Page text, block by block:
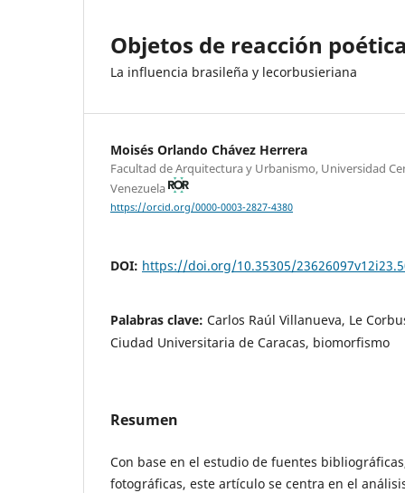
Objetos de reacción
La influencia brasileña y lecorbusieriana
Moisés Orlando Chávez Herrera
Facultad de Arquitectura y Urbanismo, Universidad
Venezuela
https://orcid.org/0000-0003-2827-4380
DOI: https://doi.org/10.35305/
Palabras clave: Carlos Raúl Villanueva, Le
Ciudad Universitaria de Caracas, biomorfismo
Resumen
Con base en el estudio de fuentes
fotográficas, este artículo se centra en el